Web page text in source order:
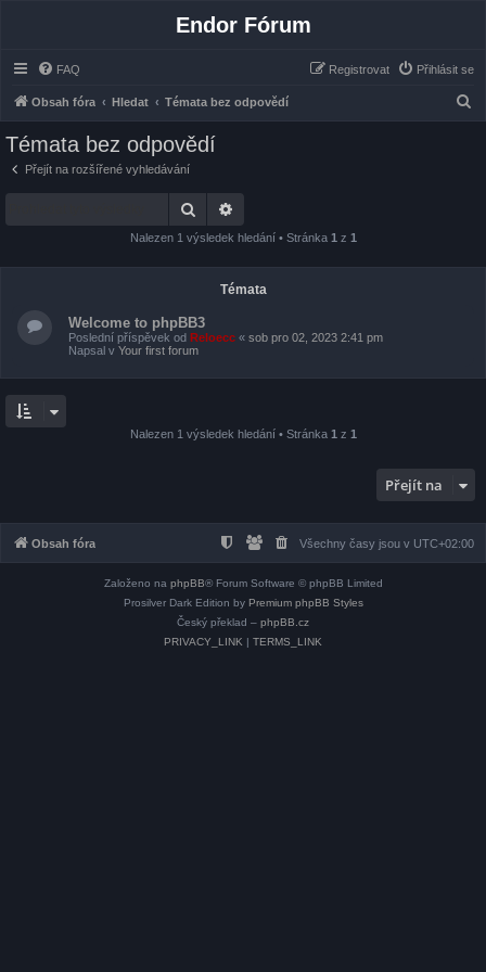
Endor Fórum
FAQ Přihlásit se
Registrovat
Obsah fóra Hledat Témata bez odpovědí
Témata bez odpovědí
Přejít na rozšířené vyhledávání
Hledat
Nalezen 1 výsledek hledání • Stránka 1 z 1
Témata
Welcome to phpBB3
Poslední příspěvek od Reloecc « sob pro 02, 2023 2:41 pm
Napsal v Your first forum
Nalezen 1 výsledek hledání • Stránka 1 z 1
Přejít na
Obsah fóra Všechny časy jsou v UTC+02:00
Založeno na phpBB® Forum Software © phpBB Limited
Prosilver Dark Edition by Premium phpBB Styles
Český překlad – phpBB.cz
PRIVACY_LINK | TERMS_LINK